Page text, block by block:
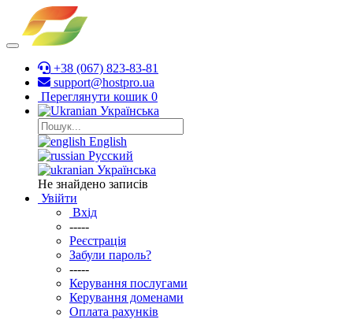
+38 (067) 823-83-81
support@hostpro.ua
Переглянути кошик 0
Українська
English
Русский
Українська
Не знайдено записів
Увійти
Вхід
-----
Реєстрація
Забули пароль?
-----
Керування послугами
Керування доменами
Оплата рахунків